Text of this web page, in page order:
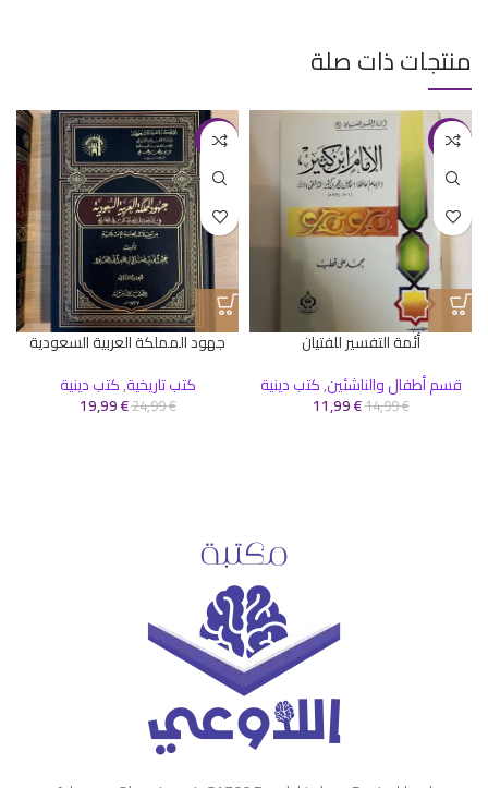
منتجات ذات صلة
-20%
أئمة التفسير للفتيان
قسم أطفال والناشئين,كتب دينية
14,99€
11,99€
-20%
جهود المملكة العربية السعودية
كتب تاريخية,كتب دينية
24,99€
19,99€